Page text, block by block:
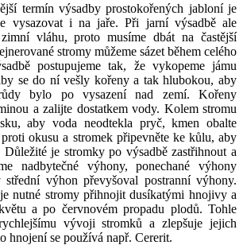
termín výsadby prostokořených jabloní je
vysazovat i na jaře. Při jarní výsadbě ale
vláhu, proto musíme dbát na častější
stromy můžeme sázet během celého
postupujeme tak, že vykopeme jámu
se do ní vešly kořeny a tak hlubokou, aby
bylo po vysazení nad zemí. Kořeny
a zalijte dostatkem vody. Kolem stromu
aby voda neodtekla pryč, kmen obalte
okusu a stromek připevněte ke kůlu, aby
je stromky po výsadbě zastřihnout a
nadbytečné výhony, ponechané výhony
výhon převyšoval postranní výhony.
nutné stromy přihnojit dusíkatými hnojivy a
a po červnovém propadu plodů. Tohle
vývoji stromků a zlepšuje jejich
hnojení se používá např. Cererit.